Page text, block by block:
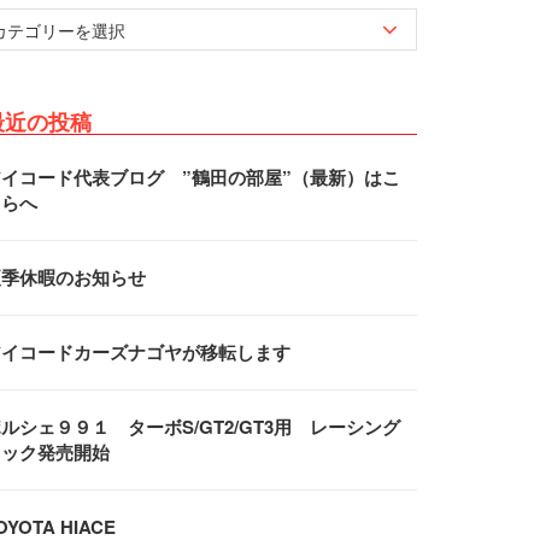
の投稿
コード代表ブログ ”鶴田の部屋”（最新）はこ
へ
休暇のお知らせ
コードカーズナゴヤが移転します
シェ９９１ ターボS/GT2/GT3用 レーシング
ク発売開始
HIACE